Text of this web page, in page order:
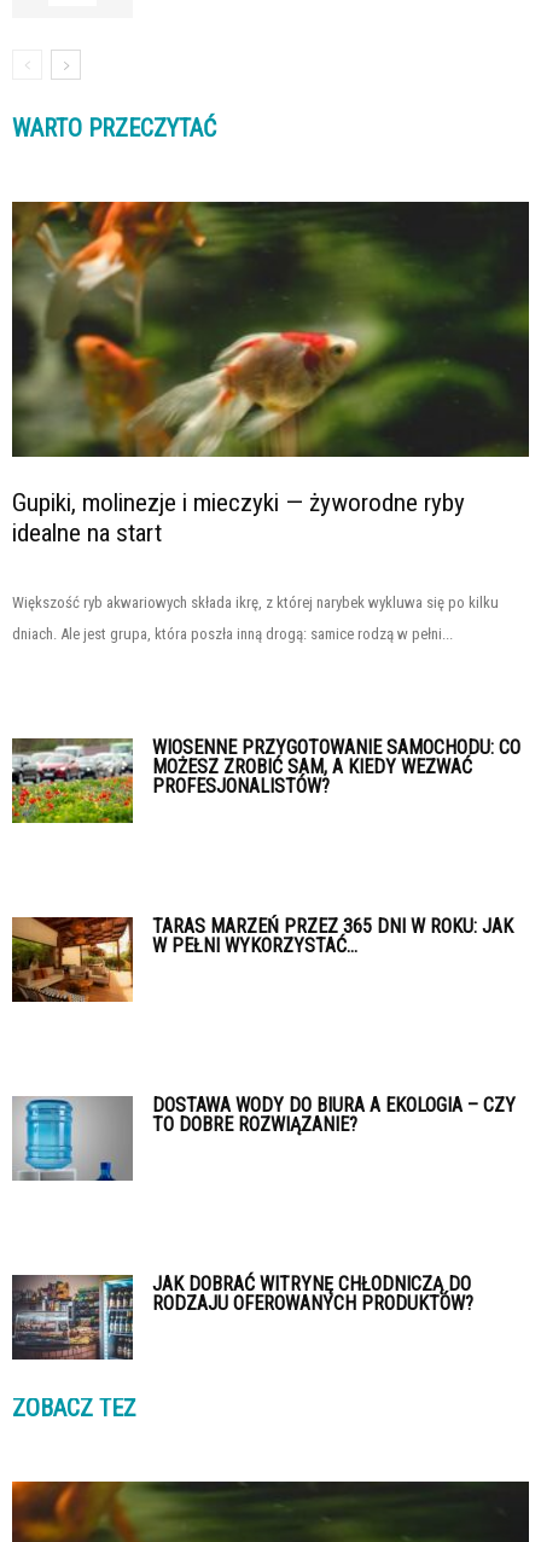
WARTO PRZECZYTAĆ
Gupiki, molinezje i mieczyki — żyworodne ryby
idealne na start
Większość ryb akwariowych składa ikrę, z której narybek wykluwa się po kilku
dniach. Ale jest grupa, która poszła inną drogą: samice rodzą w pełni...
WIOSENNE PRZYGOTOWANIE SAMOCHODU: CO
MOŻESZ ZROBIĆ SAM, A KIEDY WEZWAĆ
PROFESJONALISTÓW?
TARAS MARZEŃ PRZEZ 365 DNI W ROKU: JAK
W PEŁNI WYKORZYSTAĆ...
DOSTAWA WODY DO BIURA A EKOLOGIA – CZY
TO DOBRE ROZWIĄZANIE?
JAK DOBRAĆ WITRYNĘ CHŁODNICZĄ DO
RODZAJU OFEROWANYCH PRODUKTÓW?
ZOBACZ TEŻ